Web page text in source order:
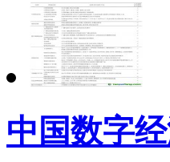
中国数字